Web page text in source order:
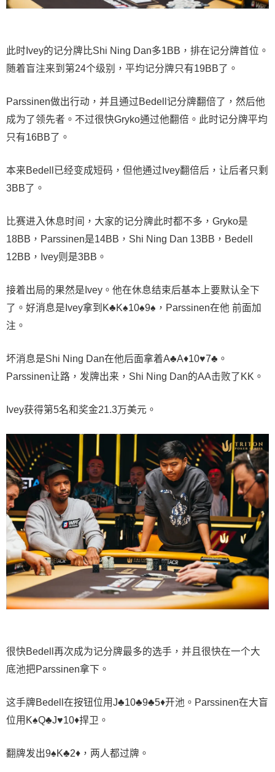
此时Ivey的记分牌比Shi Ning Dan多1BB，排在记分牌首位。
随着盲注来到第24个级别，平均记分牌只有19BB了。
Parssinen做出行动，并且通过Bedell记分牌翻倍了，然后他
成为了领先者。不过很快Gryko通过他翻倍。此时记分牌平均
只有16BB了。
本来Bedell已经变成短码，但他通过Ivey翻倍后，让后者只剩
3BB了。
比赛进入休息时间，大家的记分牌此时都不多，Gryko是
18BB，Parssinen是14BB，Shi Ning Dan 13BB，Bedell
12BB，Ivey则是3BB。
接着出局的果然是Ivey。他在休息结束后基本上要默认全下
了。好消息是Ivey拿到K♣K♠10♠9♠，Parssinen在他 前面加
注。
坏消息是Shi Ning Dan在他后面拿着A♣A♦10♥7♣。
Parssinen让路，发牌出来，Shi Ning Dan的AA击败了KK。
Ivey获得第5名和奖金21.3万美元。
很快Bedell再次成为记分牌最多的选手，并且很快在一个大
底池把Parssinen拿下。
这手牌Bedell在按钮位用J♣10♣9♣5♦开池。Parssinen在大盲
位用K♠Q♣J♥10♦捍卫。
翻牌发出9♠K♣2♦，两人都过牌。